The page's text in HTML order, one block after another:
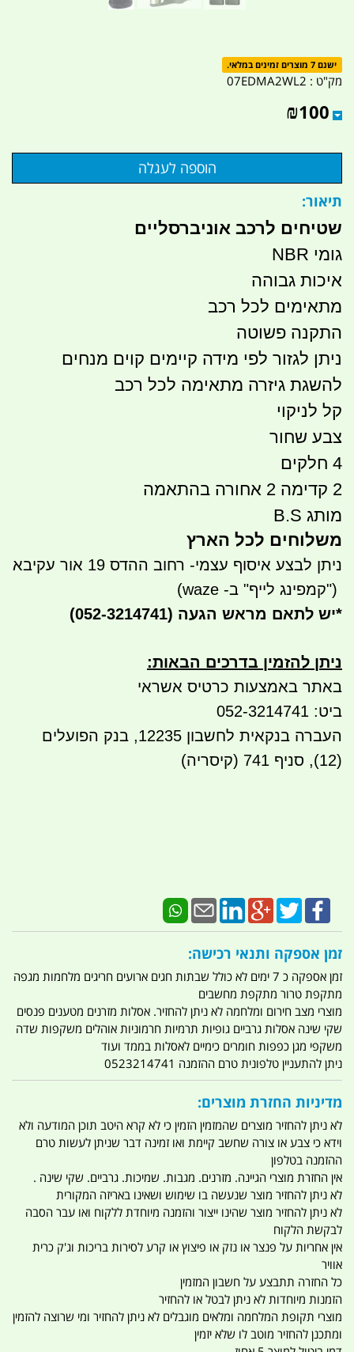
ישנם 7 מוצרים זמינים במלאי.
מק"ט : 07EDMA2WL2
₪100
תיאור:
שטיחים לרכב אוניברסליים
גומי NBR
איכות גבוהה
מתאימים לכל רכב
התקנה פשוטה
ניתן לגזור לפי מידה קיימים קוים מנחים
להשגת גיזרה מתאימה לכל רכב
קל לניקוי
צבע שחור
4 חלקים
2 קדימה 2 אחורה בהתאמה
מותג B.S
משלוחים לכל הארץ
ניתן לבצע איסוף עצמי- רחוב ההדס 19 אור עקיבא
")קמפינג לייף" ב- waze)
*יש לתאם מראש הגעה (052-3214741)
ניתן להזמין בדרכים הבאות:
באתר באמצעות כרטיס אשראי
ביט: 052-3214741
העברה בנקאית לחשבון 12235, בנק הפועלים
(12), סניף 741 (קיסריה)
זמן אספקה ותנאי רכישה:
זמן אספקה כ 7 ימים לא כולל שבתות חגים ארועים חריגים מלחמות מגפה
מתקפת טרור מתקפת מחשבים
מוצרי מצב חירום ומלחמה לא ניתן להחזיר. אסלות מזרנים מטענים פנסים
שקי שינה אסלות גרביים גופיות תרמיות חרמוניות אוהלים משקפות שדה
משקפי מגן כפפות חומרים כימיים לאסלות בממד ועוד
ניתן להתעניין טלפונית טרם ההזמנה 0523214741
מדיניות החזרת מוצרים:
לא ניתן להחזיר מוצרים שהמזמין הזמין כי לא קרא היטב תוכן המודעה ולא
וידא כי צבע או צורה שחשב קיימת ואו זמינה דבר שניתן לעשות טרם
ההזמנה בטלפון
אין החזרת מוצרי הגיינה. מזרנים. מגבות. שמיכות. גרביים. שקי שינה .
לא ניתן להחזיר מוצר שנעשה בו שימוש ושאינו באריזה המקורית
לא ניתן להחזיר מוצר שהינו ייצור והזמנה מיוחדת ללקוח ואו עבר הסבה
לבקשת הלקוח
אין אחריות על פנצר או נזק או פיצוץ או קרע לסירות בריכות וג'ק כרית
אוויר
כל החזרה תתבצע על חשבון המזמין
הזמנות מיוחדות לא ניתן לבטל או להחזיר
מוצרי תקופת המלחמה ומלאים מוגבלים לא ניתן להחזיר ומי שרוצה להזמין
ומתכנן להחזיר מוטב לו שלא יזמין